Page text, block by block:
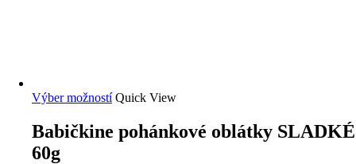
Výber možností Quick View
Babičkine pohánkové oblátky SLADKÉ
60g